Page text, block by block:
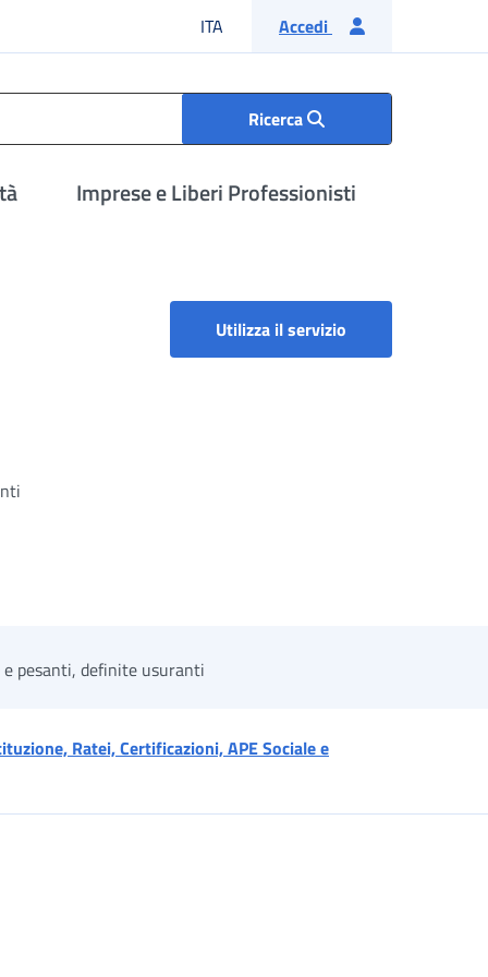
ITA Lingua italiana
Accedi
Ricerca
Imprese e Liberi Professionisti
Utilizza il servizio
pesanti, definite usuranti
Ratei, Certificazioni, APE Sociale e